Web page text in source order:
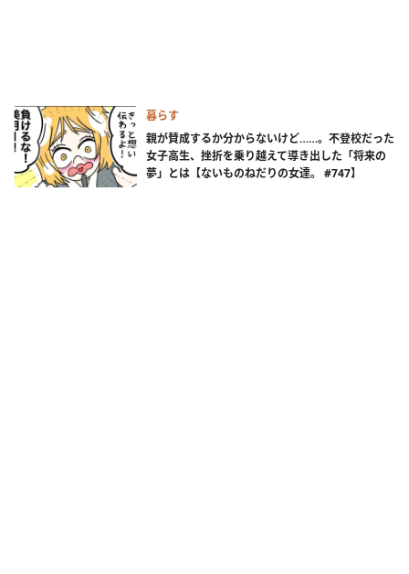
暮らす
親が賛成するか分からないけど……。不登校だった
女子高生、挫折を乗り越えて導き出した「将来の
夢」とは【ないものねだりの女達。 #747】